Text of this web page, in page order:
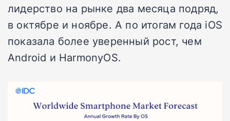
лидерство на рынке два месяца подряд,
в октябре и ноябре. А по итогам года iOS
показала более уверенный рост, чем
Android и HarmonyOS.